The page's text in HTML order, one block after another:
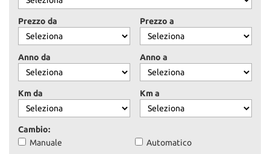
Prezzo da Prezzo a
Anno da Anno a
Km da Km a
Cambio:
Manuale
Automatico
tracciamento
che
adottiamo
per
offrire
le
funzionalità
e
svolgere
attività
di
seguito